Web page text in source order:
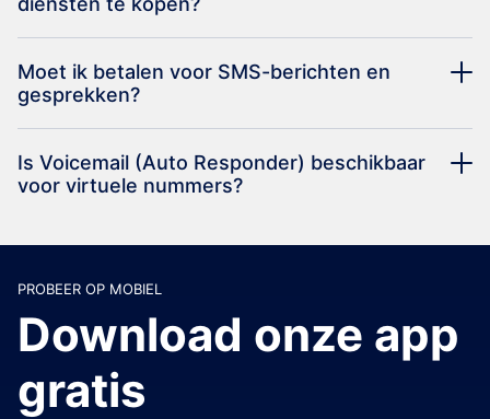
Moet ik betalen voor SMS-berichten en
gesprekken?
Is Voicemail (Auto Responder) beschikbaar
voor virtuele nummers?
PROBEER OP MOBIEL
Download onze app
gratis